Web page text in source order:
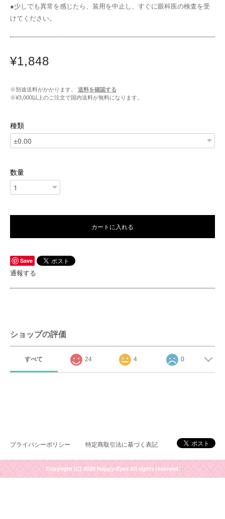
●少しでも異常を感じたら、装用を中止し、すぐに眼科医の検査を受
けてください。
¥1,848
※別途送料がかかります。
送料を確認する
※¥3,000以上のご注文で国内送料が無料になります。
種類
数量
カートに入れる
Save
通報する
ショップの評価
すべて 24 4 0
プライバシーポリシー 特定商取引法に基づく表記
Copyright (C) 2020 Happy-Eyes All rights reserved.